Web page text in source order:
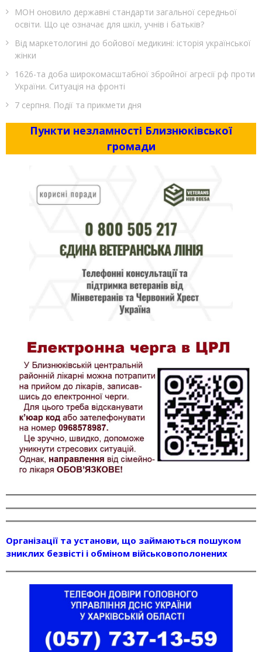
МОН оновило державні стандарти загальної середньої
освіти. Що це означає для шкіл, учнів і батьків?
Від маркетологині до бойової медикині: історія української
жінки
1626-та доба широкомасштабної збройної агресії рф проти
України. Ситуація на фронті
7 серпня. Події та прикмети дня
Пункти незламності Близнюківської
громади
Організації та установи, що займаються пошуком
зниклих безвісті і обміном військовополонених